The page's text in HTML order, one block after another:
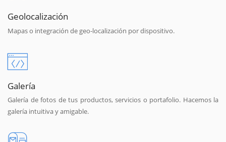
Geolocalización
Mapas o integración de geo-localización por dispositivo.
Galería
Galería de fotos de tus productos, servicios o portafolio. Hacemos la
galería intuitiva y amigable.